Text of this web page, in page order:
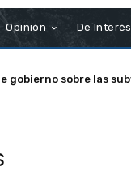
Opinión De Interés
gobierno sobre las